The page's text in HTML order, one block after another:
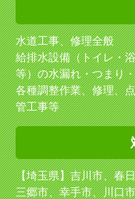
水道工事、修理全般
給排水設備（トイレ・
等）の水漏れ・つまり・
各種調整作業、修理、
管工事等
【埼玉県】吉川市、春
三郷市、幸手市、川口